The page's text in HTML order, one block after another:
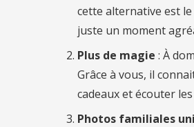
cette alternative est le
juste un moment
Plus de magie : À
Grâce à vous, il
cadeaux et écouter
Photos familiales